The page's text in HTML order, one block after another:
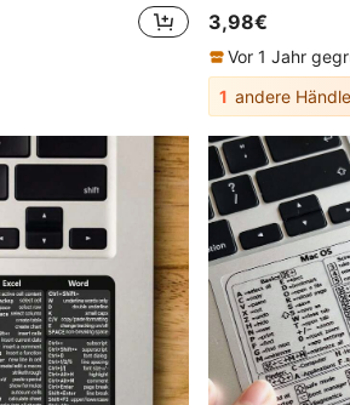
3,98€
Vor 1 Jahr
1 andere